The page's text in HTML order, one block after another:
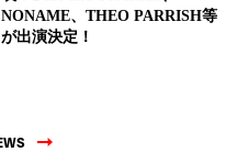
NONAME、THEO PARRISH等
が出演決定！